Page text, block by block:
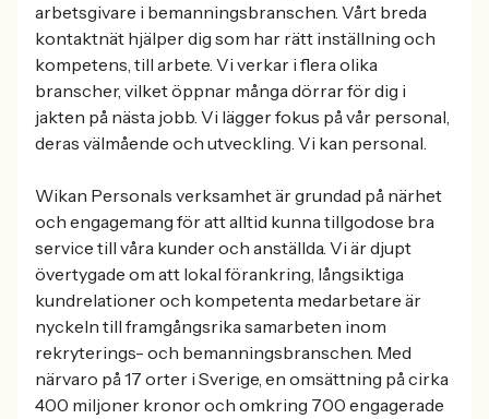
arbetsgivare i bemanningsbranschen. Vårt breda
kontaktnät hjälper dig som har rätt inställning och
kompetens, till arbete. Vi verkar i flera olika
branscher, vilket öppnar många dörrar för dig i
jakten på nästa jobb. Vi lägger fokus på vår personal,
deras välmående och utveckling. Vi kan personal.
Wikan Personals verksamhet är grundad på närhet
och engagemang för att alltid kunna tillgodose bra
service till våra kunder och anställda. Vi är djupt
övertygade om att lokal förankring, långsiktiga
kundrelationer och kompetenta medarbetare är
nyckeln till framgångsrika samarbeten inom
rekryterings- och bemanningsbranschen. Med
närvaro på 17 orter i Sverige, en omsättning på cirka
400 miljoner kronor och omkring 700 engagerade